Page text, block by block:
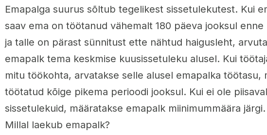
Emapalga suurus sõltub tegelikest sissetulekutest. Kui
saav ema on töötanud vähemalt 180 päeva jooksul enne
ja talle on pärast sünnitust ette nähtud haigusleht,
emapalk tema keskmise kuusissetuleku alusel. Kui
mitu töökohta, arvatakse selle alusel emapalka töötasu,
töötatud kõige pikema perioodi jooksul. Kui ei ole
sissetulekuid, määratakse emapalk miinimummäära järgi.
Millal laekub emapalk?